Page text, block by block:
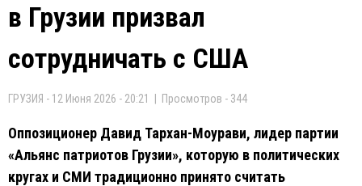
в Грузии призвал
сотрудничать с США
ГРУЗИЯ - 12 Июня 2026 - 20:21 | Просмотров - 344
Оппозиционер Давид Тархан-Моурави, лидер партии
«Альянс патриотов Грузии», которую в политических
кругах и СМИ традиционно принято считать